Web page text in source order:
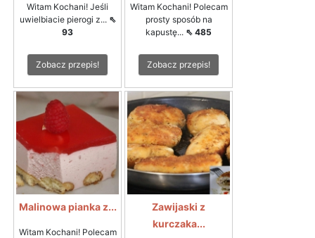
Witam Kochani! Jeśli
uwielbiacie pierogi z... ⇖
93
Zobacz przepis!
Witam Kochani! Polecam
prosty sposób na
kapustę... ⇖ 485
Zobacz przepis!
Malinowa pianka z...
Witam Kochani! Polecam
Zawijaski z
kurczaka...